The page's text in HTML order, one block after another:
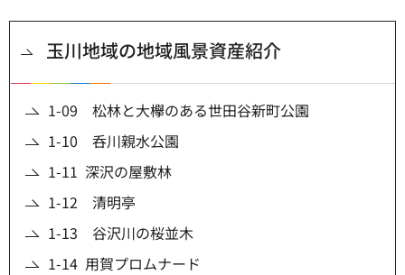
玉川地域の地域風景資産紹介
1-09 松林と大欅のある世田谷新町公園
1-10 呑川親水公園
1-11 深沢の屋敷林
1-12 清明亭
1-13 谷沢川の桜並木
1-14 用賀プロムナード